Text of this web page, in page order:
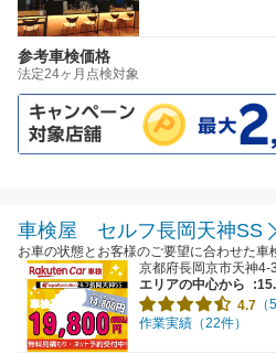
参考車検価格
法定24ヶ月点検対象
車検屋 セルフ長岡天神SS
お車の状態とお客様のご要望に合わせた車
京都府長岡京市天神4-
エリアの中心から
4.7 （
作業実績（22件）